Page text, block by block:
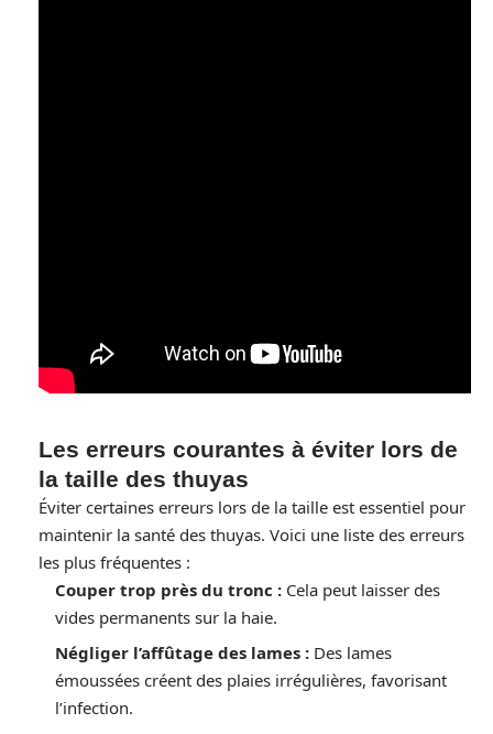
Les erreurs courantes à éviter lors de
la taille des thuyas
Éviter certaines erreurs lors de la taille est essentiel pour
maintenir la santé des thuyas. Voici une liste des erreurs
les plus fréquentes :
Couper trop près du tronc : Cela peut laisser des
vides permanents sur la haie.
Négliger l’affûtage des lames : Des lames
émoussées créent des plaies irrégulières, favorisant
l’infection.